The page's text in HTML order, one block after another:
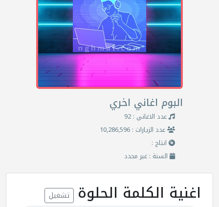
البوم اغاني اخري
عدد الاغاني : 92
عدد الزيارات : 10,286,596
انتاج :
السنة : غير محدد
اغنية الكلمة الحلوة تشغيل